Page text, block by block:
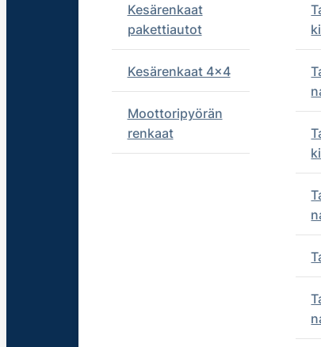
Kesärenkaat
pakettiautot
Kesärenkaat 4x4
Moottoripyörän
renkaat